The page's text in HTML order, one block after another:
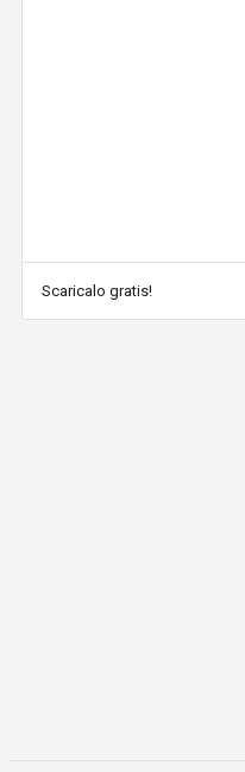
Scaricalo gratis!